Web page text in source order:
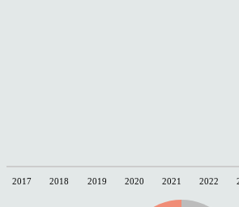
2017 2018 2019 2020 2021 2022